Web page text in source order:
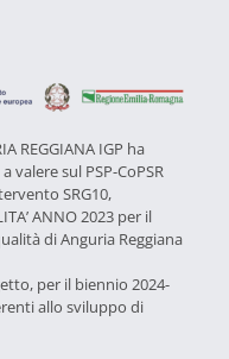
REGGIANA IGP ha
sul PSP-CoPSR
SRG10,
ANNO 2023 per il
di Anguria Reggiana
per il biennio 2024-
allo sviluppo di